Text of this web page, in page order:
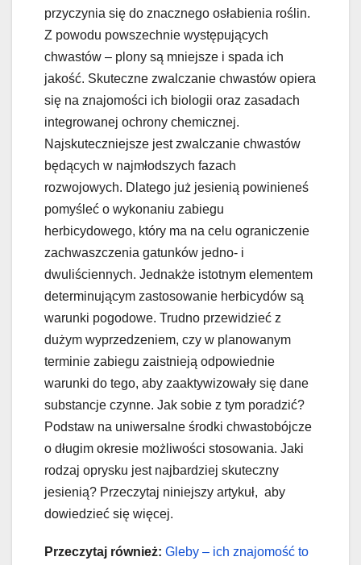
przyczynia się do znacznego osłabienia roślin.
Z powodu powszechnie występujących
chwastów – plony są mniejsze i spada ich
jakość. Skuteczne zwalczanie chwastów opiera
się na znajomości ich biologii oraz zasadach
integrowanej ochrony chemicznej.
Najskuteczniejsze jest zwalczanie chwastów
będących w najmłodszych fazach
rozwojowych. Dlatego już jesienią powinieneś
pomyśleć o wykonaniu zabiegu
herbicydowego, który ma na celu ograniczenie
zachwaszczenia gatunków jedno- i
dwuliściennych. Jednakże istotnym elementem
determinującym zastosowanie herbicydów są
warunki pogodowe. Trudno przewidzieć z
dużym wyprzedzeniem, czy w planowanym
terminie zabiegu zaistnieją odpowiednie
warunki do tego, aby zaaktywizowały się dane
substancje czynne. Jak sobie z tym poradzić?
Podstaw na uniwersalne środki chwastobójcze
o długim okresie możliwości stosowania. Jaki
rodzaj oprysku jest najbardziej skuteczny
jesienią? Przeczytaj niniejszy artykuł, aby
dowiedzieć się więcej.
Przeczytaj również: Gleby – ich znajomość to